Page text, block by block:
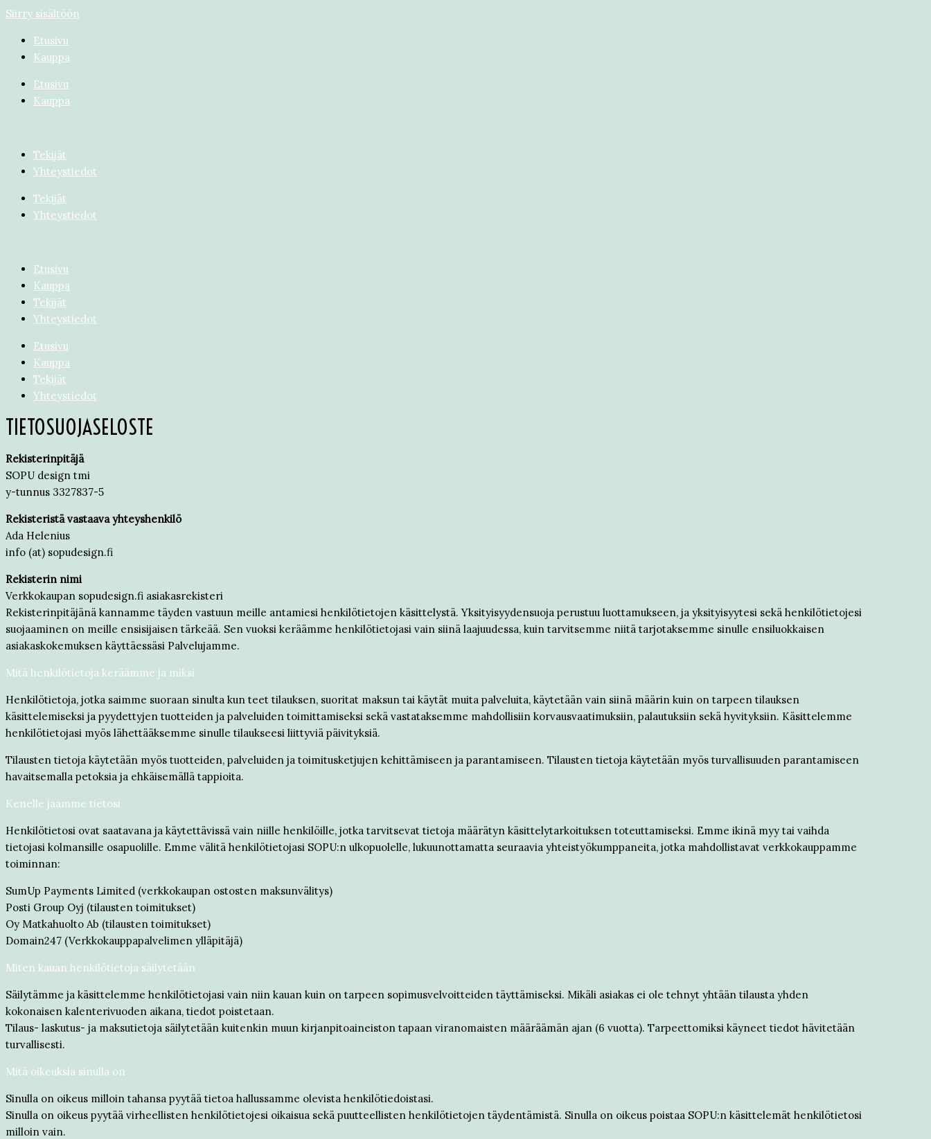
Siirry sisältöön
Etusivu
Kauppa
Etusivu
Kauppa
Tekijät
Yhteystiedot
Tekijät
Yhteystiedot
Etusivu
Kauppa
Tekijät
Yhteystiedot
Etusivu
Kauppa
Tekijät
Yhteystiedot
TIETOSUOJASELOSTE
Rekisterinpitäjä
SOPU design tmi
y-tunnus 3327837-5
Rekisteristä vastaava yhteyshenkilö
Ada Helenius
info (at) sopudesign.fi
Rekisterin nimi
Verkkokaupan sopudesign.fi asiakasrekisteri
Rekisterinpitäjänä kannamme täyden vastuun meille antamiesi henkilötietojen käsittelystä. Yksityisyydensuoja perustuu luottamukseen, ja yksityisyytesi sekä henkilötietojesi
suojaaminen on meille ensisijaisen tärkeää. Sen vuoksi keräämme henkilötietojasi vain siinä laajuudessa, kuin tarvitsemme niitä tarjotaksemme sinulle ensiluokkaisen
asiakaskokemuksen käyttäessäsi Palvelujamme.
Mitä henkilötietoja keräämme ja miksi
Henkilötietoja, jotka saimme suoraan sinulta kun teet tilauksen, suoritat maksun tai käytät muita palveluita, käytetään vain siinä määrin kuin on tarpeen tilauksen
käsittelemiseksi ja pyydettyjen tuotteiden ja palveluiden toimittamiseksi sekä vastataksemme mahdollisiin korvausvaatimuksiin, palautuksiin sekä hyvityksiin. Käsittelemme
henkilötietojasi myös lähettääksemme sinulle tilaukseesi liittyviä päivityksiä.
Tilausten tietoja käytetään myös tuotteiden, palveluiden ja toimitusketjujen kehittämiseen ja parantamiseen. Tilausten tietoja käytetään myös turvallisuuden parantamiseen
havaitsemalla petoksia ja ehkäisemällä tappioita.
Kenelle jaamme tietosi
Henkilötietosi ovat saatavana ja käytettävissä vain niille henkilöille, jotka tarvitsevat tietoja määrätyn käsittelytarkoituksen toteuttamiseksi. Emme ikinä myy tai vaihda
tietojasi kolmansille osapuolille. Emme välitä henkilötietojasi SOPU:n ulkopuolelle, lukuunottamatta seuraavia yhteistyökumppaneita, jotka mahdollistavat verkkokauppamme
toiminnan:
SumUp Payments Limited (verkkokaupan ostosten maksunvälitys)
Posti Group Oyj (tilausten toimitukset)
Oy Matkahuolto Ab (tilausten toimitukset)
Domain247 (Verkkokauppapalvelimen ylläpitäjä)
Miten kauan henkilötietoja säilytetään
Säilytämme ja käsittelemme henkilötietojasi vain niin kauan kuin on tarpeen sopimusvelvoitteiden täyttämiseksi. Mikäli asiakas ei ole tehnyt yhtään tilausta yhden
kokonaisen kalenterivuoden aikana, tiedot poistetaan.
Tilaus- laskutus- ja maksutietoja säilytetään kuitenkin muun kirjanpitoaineiston tapaan viranomaisten määräämän ajan (6 vuotta). Tarpeettomiksi käyneet tiedot hävitetään
turvallisesti.
Mitä oikeuksia sinulla on
Sinulla on oikeus milloin tahansa pyytää tietoa hallussamme olevista henkilötiedoistasi.
Sinulla on oikeus pyytää virheellisten henkilötietojesi oikaisua sekä puutteellisten henkilötietojen täydentämistä. Sinulla on oikeus poistaa SOPU:n käsittelemät henkilötietosi
milloin vain.